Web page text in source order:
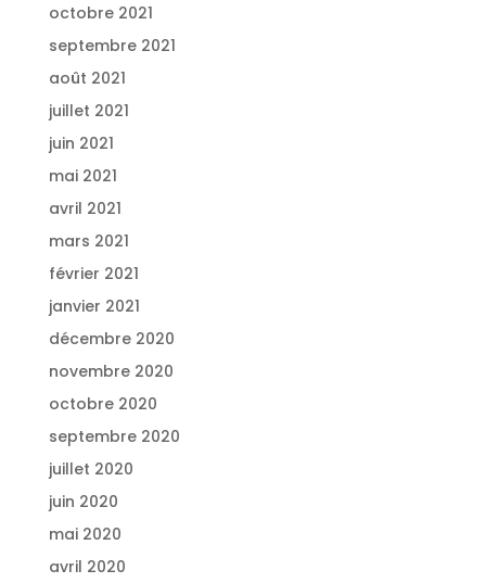
octobre 2021
septembre 2021
août 2021
juillet 2021
juin 2021
mai 2021
avril 2021
mars 2021
février 2021
janvier 2021
décembre 2020
novembre 2020
octobre 2020
septembre 2020
juillet 2020
juin 2020
mai 2020
avril 2020